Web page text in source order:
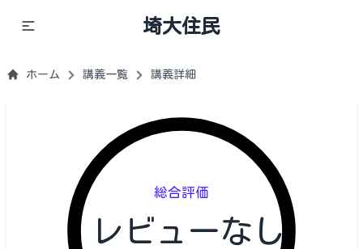
埼大住民
ホーム 講義一覧 講義詳細
総合評価
レビューなし